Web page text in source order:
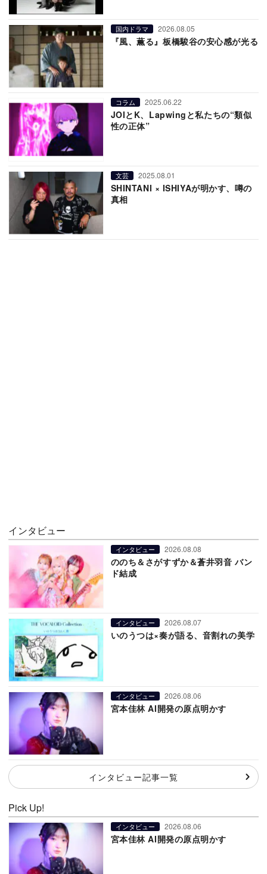
国内ドラマ 2026.08.05
『風、薫る』板橋駿谷の安心感が光る
コラム 2025.06.22
JOIとK、Lapwingと私たちの“類似
性の正体”
文芸 2025.08.01
SHINTANI × ISHIYAが明かす、噂の
真相
インタビュー
インタビュー 2026.08.08
ののち＆さがすずか＆蒼井羽音 バン
ド結成
インタビュー 2026.08.07
いのうつは×奏が語る、音割れの美学
インタビュー 2026.08.06
宮本佳林 AI開発の原点明かす
インタビュー記事一覧
Pick Up!
インタビュー 2026.08.06
宮本佳林 AI開発の原点明かす